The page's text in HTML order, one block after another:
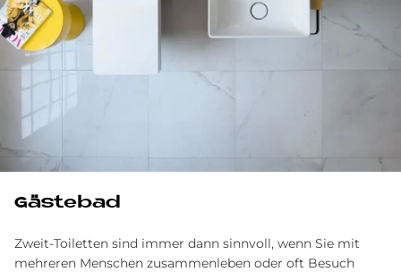
Gästebad
Zweit-Toiletten sind immer dann sinnvoll, wenn Sie mit
mehreren Menschen zusammenleben oder oft Besuch